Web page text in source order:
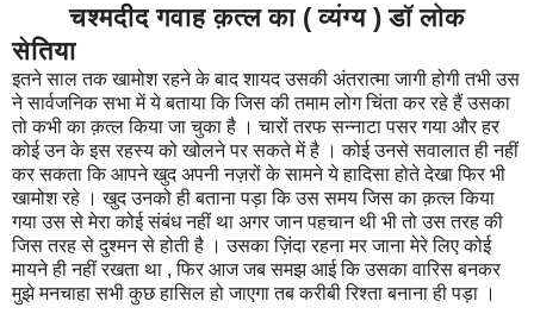
चश्मदीद गवाह क़त्ल का ( व्यंग्य ) डॉ लोक
सेतिया
इतने साल तक खामोश रहने के बाद शायद उसकी अंतरात्मा जागी होगी तभी उस
ने सार्वजनिक सभा में ये बताया कि जिस की तमाम लोग चिंता कर रहे हैं उसका
तो कभी का क़त्ल किया जा चुका है । चारों तरफ सन्नाटा पसर गया और हर
कोई उन के इस रहस्य को खोलने पर सकते में है । कोई उनसे सवालात ही नहीं
कर सकता कि आपने खुद अपनी नज़रों के सामने ये हादिसा होते देखा फिर भी
खामोश रहे । खुद उनको ही बताना पड़ा कि उस समय जिस का क़त्ल किया
गया उस से मेरा कोई संबंध नहीं था अगर जान पहचान थी भी तो उस तरह की
जिस तरह से दुश्मन से होती है । उसका ज़िंदा रहना मर जाना मेरे लिए कोई
मायने ही नहीं रखता था , फिर आज जब समझ आई कि उसका वारिस बनकर
मुझे मनचाहा सभी कुछ हासिल हो जाएगा तब करीबी रिश्ता बनाना ही पड़ा ।